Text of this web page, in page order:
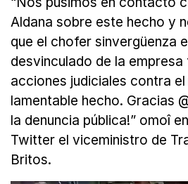
Aldana sobre este hecho y
que el chofer sinvergüenza
desvinculado de la empresa
acciones judiciales contra
lamentable hecho. Gracias
la denuncia pública!” omoî
Twitter el viceministro de
Britos.